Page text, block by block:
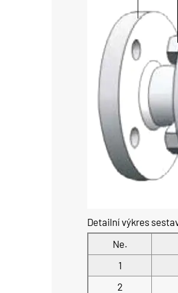
Detailní výkres
Ne.
1
2